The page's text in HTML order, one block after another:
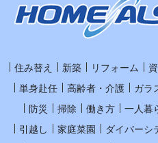
住み替え 新築 リフォーム
単身赴任
高齢者・介護 ガラ
防災
掃除 働き方 一人暮
引越し
家庭菜園 ダイバーシ